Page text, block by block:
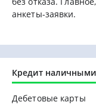
анкеты-заявки.
Кредит наличными
Дебетовые карты